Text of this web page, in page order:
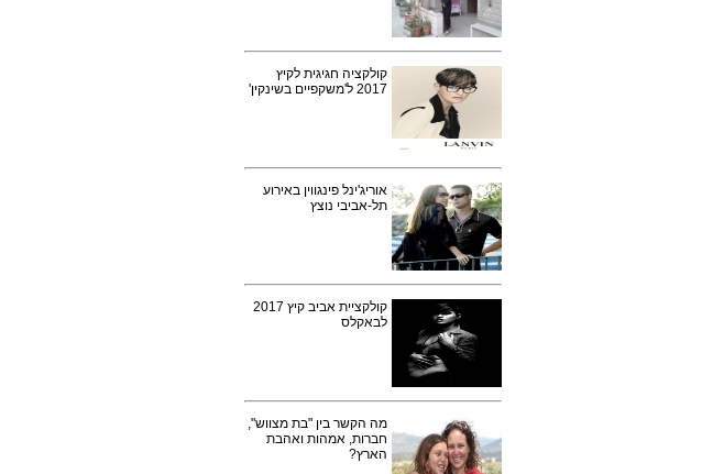
קולקציה חגיגית לקיץ
2017 ל'משקפיים בשינקין'
אוריג'ינל פינגווין באירוע
תל-אביבי נוצץ
קולקציית אביב קיץ 2017
לבאקלס
מה הקשר בין "בת מצווש",
חברות, אמהות ואהבת
הארץ?